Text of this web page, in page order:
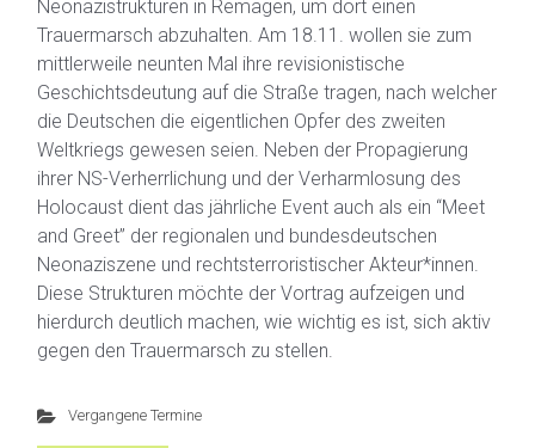
Neonazistrukturen in Remagen, um dort einen
Trauermarsch abzuhalten. Am 18.11. wollen sie zum
mittlerweile neunten Mal ihre revisionistische
Geschichtsdeutung auf die Straße tragen, nach welcher
die Deutschen die eigentlichen Opfer des zweiten
Weltkriegs gewesen seien. Neben der Propagierung
ihrer NS-Verherrlichung und der Verharmlosung des
Holocaust dient das jährliche Event auch als ein “Meet
and Greet” der regionalen und bundesdeutschen
Neonaziszene und rechtsterroristischer Akteur*innen.
Diese Strukturen möchte der Vortrag aufzeigen und
hierdurch deutlich machen, wie wichtig es ist, sich aktiv
gegen den Trauermarsch zu stellen.
Vergangene Termine